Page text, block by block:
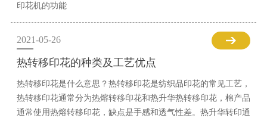
印花机的功能
2021-05-26
热转移印花的种类及工艺优点
热转移印花是什么意思？热转移印花是纺织品印花的常见工艺，
热转移印花通常分为热熔转移印花和热升华热转移印花，棉产品
通常使用热熔转移印花，缺点是手感和透气性差。热升华转印通